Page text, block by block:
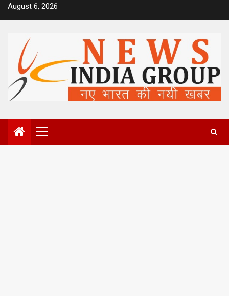
SkipAugust 6, 2026
Primary
Menu